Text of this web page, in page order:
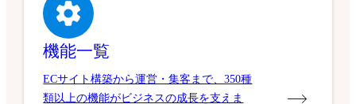
機能一覧
ECサイト構築から運営・集客まで、350種
類以上の機能がビジネスの成長を支えま